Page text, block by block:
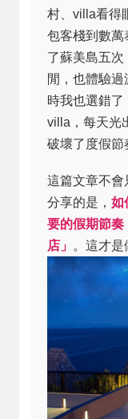
村、villa看得
包客棧到數萬
了蘇美島五
閒，也體驗
時我也選錯了
villa，每天光
破壞了度假節
這篇文章不會
分享的是， 如
要的假期節奏
店」 。這才是